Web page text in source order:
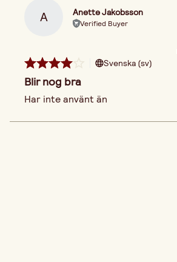
A Anette Jakobsson
Verified Buyer
Svenska (sv)
Blir nog bra
Har inte använt än